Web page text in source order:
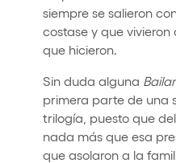
siempre se salieron
costase y que
que hicieron.
Sin duda alguna
primera parte de una
trilogía, puesto que
nada más que esa
que asolaron a la